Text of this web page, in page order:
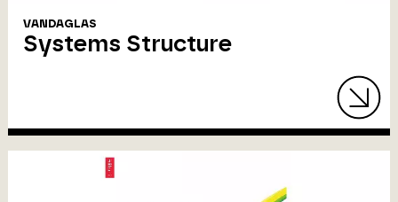
VANDAGLAS
Systems Structure